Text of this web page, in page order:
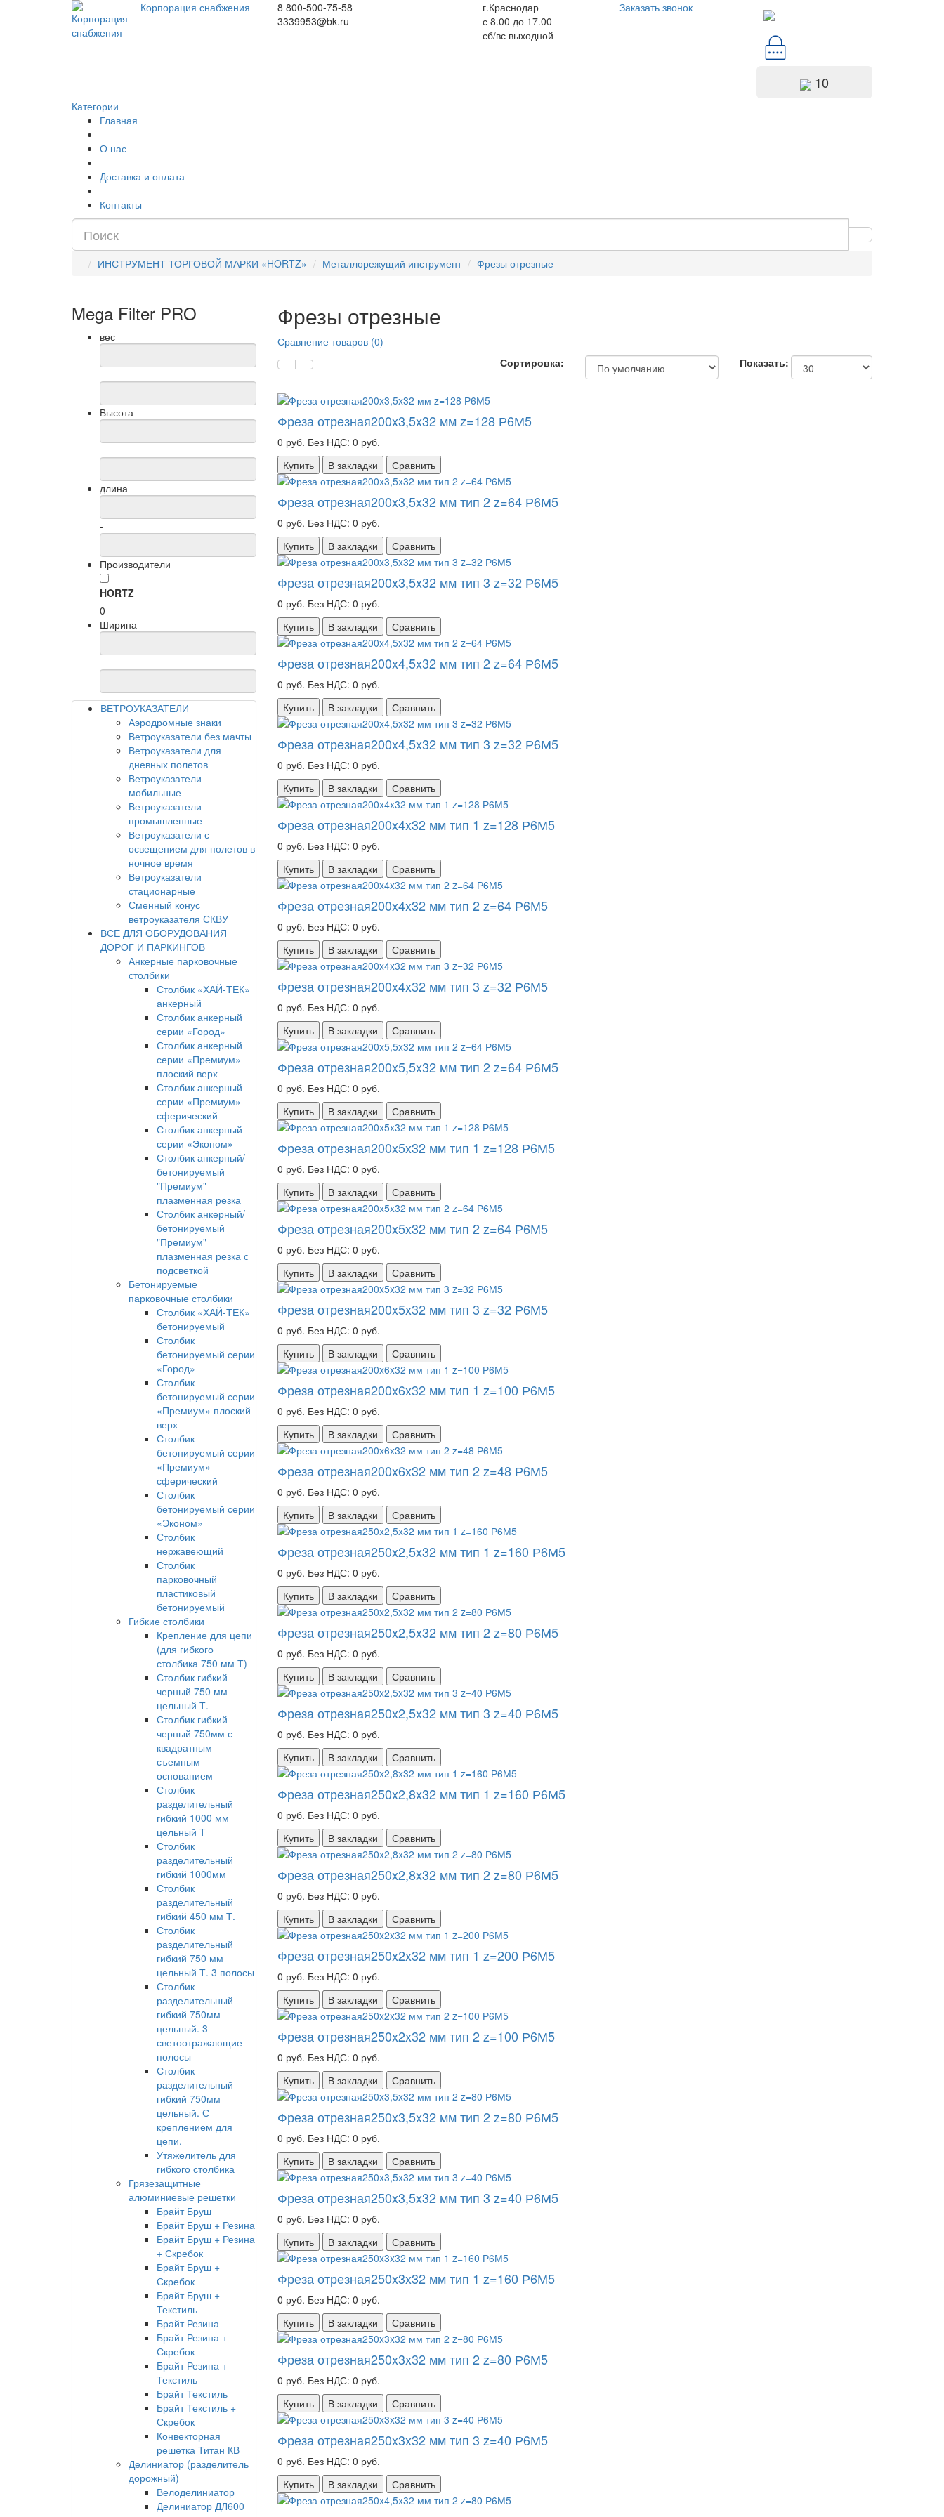
Корпорация снабжения
8 800-500-75-58
3339953@bk.ru
г.Краснодар
с 8.00 до 17.00
сб/вс выходной
Заказать звонок
10
Категории
Главная
О нас
Доставка и оплата
Контакты
ИНСТРУМЕНТ ТОРГОВОЙ МАРКИ «HORTZ» Металлорежущий инструмент Фрезы отрезные
Mega Filter PRO
вес
-
Высота
-
длина
-
Производители
HORTZ
0
Ширина
-
ВЕТРОУКАЗАТЕЛИ
Аэродромные знаки
Ветроуказатели без мачты
Ветроуказатели для
дневных полетов
Ветроуказатели
мобильные
Ветроуказатели
промышленные
Ветроуказатели с
освещением для полетов в
ночное время
Ветроуказатели
стационарные
Сменный конус
ветроуказателя СКВУ
ВСЕ ДЛЯ ОБОРУДОВАНИЯ
ДОРОГ И ПАРКИНГОВ
Анкерные парковочные
столбики
Столбик «ХАЙ-ТЕК»
анкерный
Столбик анкерный
серии «Город»
Столбик анкерный
серии «Премиум»
плоский верх
Столбик анкерный
серии «Премиум»
сферический
Столбик анкерный
серии «Эконом»
Столбик анкерный/
бетонируемый
"Премиум"
плазменная резка
Столбик анкерный/
бетонируемый
"Премиум"
плазменная резка с
подсветкой
Бетонируемые
парковочные столбики
Столбик «ХАЙ-ТЕК»
бетонируемый
Столбик
бетонируемый серии
«Город»
Столбик
бетонируемый серии
«Премиум» плоский
верх
Столбик
бетонируемый серии
«Премиум»
сферический
Столбик
бетонируемый серии
«Эконом»
Столбик
нержавеющий
Столбик
парковочный
пластиковый
бетонируемый
Гибкие столбики
Крепление для цепи
(для гибкого
столбика 750 мм Т)
Столбик гибкий
черный 750 мм
цельный Т.
Столбик гибкий
черный 750мм с
квадратным
съемным
основанием
Столбик
разделительный
гибкий 1000 мм
цельный Т
Столбик
разделительный
гибкий 1000мм
Столбик
разделительный
гибкий 450 мм Т.
Столбик
разделительный
гибкий 750 мм
цельный Т. 3 полосы
Столбик
разделительный
гибкий 750мм
цельный. 3
светоотражающие
полосы
Столбик
разделительный
гибкий 750мм
цельный. С
креплением для
цепи.
Утяжелитель для
гибкого столбика
Грязезащитные
алюминиевые решетки
Брайт Бруш
Брайт Бруш + Резина
Брайт Бруш + Резина
+ Скребок
Брайт Бруш +
Скребок
Брайт Бруш +
Текстиль
Брайт Резина
Брайт Резина +
Скребок
Брайт Резина +
Текстиль
Брайт Текстиль
Брайт Текстиль +
Скребок
Конвекторная
решетка Титан КВ
Делиниатор (разделитель
дорожный)
Велоделиниатор
Делиниатор ДЛ600
Фрезы отрезные
Сравнение товаров (0)
Сортировка:
Показать:
Фреза отрезная200x3,5x32 мм z=128 Р6М5
0 руб. Без НДС: 0 руб.
Купить
В закладки Сравнить
Фреза отрезная200x3,5x32 мм тип 2 z=64 Р6М5
0 руб. Без НДС: 0 руб.
Купить
В закладки Сравнить
Фреза отрезная200x3,5x32 мм тип 3 z=32 Р6М5
0 руб. Без НДС: 0 руб.
Купить
В закладки Сравнить
Фреза отрезная200x4,5x32 мм тип 2 z=64 Р6М5
0 руб. Без НДС: 0 руб.
Купить
В закладки Сравнить
Фреза отрезная200x4,5x32 мм тип 3 z=32 Р6М5
0 руб. Без НДС: 0 руб.
Купить
В закладки Сравнить
Фреза отрезная200x4x32 мм тип 1 z=128 Р6М5
0 руб. Без НДС: 0 руб.
Купить
В закладки Сравнить
Фреза отрезная200x4x32 мм тип 2 z=64 Р6М5
0 руб. Без НДС: 0 руб.
Купить
В закладки Сравнить
Фреза отрезная200x4x32 мм тип 3 z=32 Р6М5
0 руб. Без НДС: 0 руб.
Купить
В закладки Сравнить
Фреза отрезная200x5,5x32 мм тип 2 z=64 Р6М5
0 руб. Без НДС: 0 руб.
Купить
В закладки Сравнить
Фреза отрезная200x5x32 мм тип 1 z=128 Р6М5
0 руб. Без НДС: 0 руб.
Купить
В закладки Сравнить
Фреза отрезная200x5x32 мм тип 2 z=64 Р6М5
0 руб. Без НДС: 0 руб.
Купить
В закладки Сравнить
Фреза отрезная200x5x32 мм тип 3 z=32 Р6М5
0 руб. Без НДС: 0 руб.
Купить
В закладки Сравнить
Фреза отрезная200x6x32 мм тип 1 z=100 Р6М5
0 руб. Без НДС: 0 руб.
Купить
В закладки Сравнить
Фреза отрезная200x6x32 мм тип 2 z=48 Р6М5
0 руб. Без НДС: 0 руб.
Купить
В закладки Сравнить
Фреза отрезная250x2,5x32 мм тип 1 z=160 Р6М5
0 руб. Без НДС: 0 руб.
Купить
В закладки Сравнить
Фреза отрезная250x2,5x32 мм тип 2 z=80 Р6М5
0 руб. Без НДС: 0 руб.
Купить
В закладки Сравнить
Фреза отрезная250x2,5x32 мм тип 3 z=40 Р6М5
0 руб. Без НДС: 0 руб.
Купить
В закладки Сравнить
Фреза отрезная250x2,8x32 мм тип 1 z=160 Р6М5
0 руб. Без НДС: 0 руб.
Купить
В закладки Сравнить
Фреза отрезная250x2,8x32 мм тип 2 z=80 Р6М5
0 руб. Без НДС: 0 руб.
Купить
В закладки Сравнить
Фреза отрезная250x2x32 мм тип 1 z=200 Р6М5
0 руб. Без НДС: 0 руб.
Купить
В закладки Сравнить
Фреза отрезная250x2x32 мм тип 2 z=100 Р6М5
0 руб. Без НДС: 0 руб.
Купить
В закладки Сравнить
Фреза отрезная250x3,5x32 мм тип 2 z=80 Р6М5
0 руб. Без НДС: 0 руб.
Купить
В закладки Сравнить
Фреза отрезная250x3,5x32 мм тип 3 z=40 Р6М5
0 руб. Без НДС: 0 руб.
Купить
В закладки Сравнить
Фреза отрезная250x3x32 мм тип 1 z=160 Р6М5
0 руб. Без НДС: 0 руб.
Купить
В закладки Сравнить
Фреза отрезная250x3x32 мм тип 2 z=80 Р6М5
0 руб. Без НДС: 0 руб.
Купить
В закладки Сравнить
Фреза отрезная250x3x32 мм тип 3 z=40 Р6М5
0 руб. Без НДС: 0 руб.
Купить
В закладки Сравнить